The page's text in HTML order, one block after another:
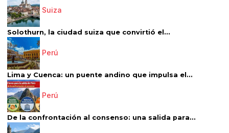
Suiza
Solothurn, la ciudad suiza que convirtió el...
Perú
Lima y Cuenca: un puente andino que impulsa el...
Perú
De la confrontación al consenso: una salida para...